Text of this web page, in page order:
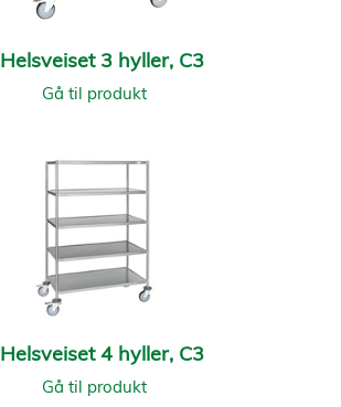
Helsveiset 3 hyller, C3
Gå til produkt
Helsveiset 4 hyller, C3
Gå til produkt